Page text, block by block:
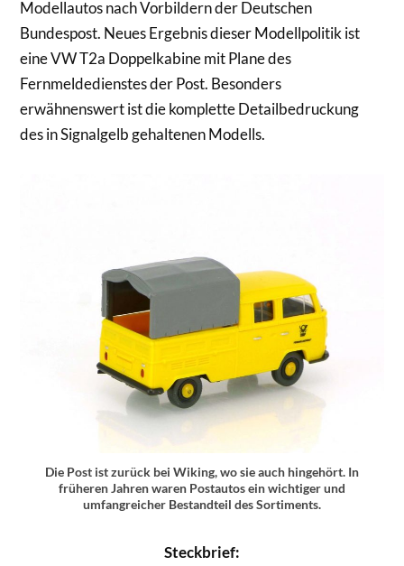
Modellautos nach Vorbildern der Deutschen
Bundespost. Neues Ergebnis dieser Modellpolitik ist
eine VW T2a Doppelkabine mit Plane des
Fernmeldedienstes der Post. Besonders
erwähnenswert ist die komplette Detailbedruckung
des in Signalgelb gehaltenen Modells.
Die Post ist zurück bei Wiking, wo sie auch hingehört. In
früheren Jahren waren Postautos ein wichtiger und
umfangreicher Bestandteil des Sortiments.
Steckbrief: